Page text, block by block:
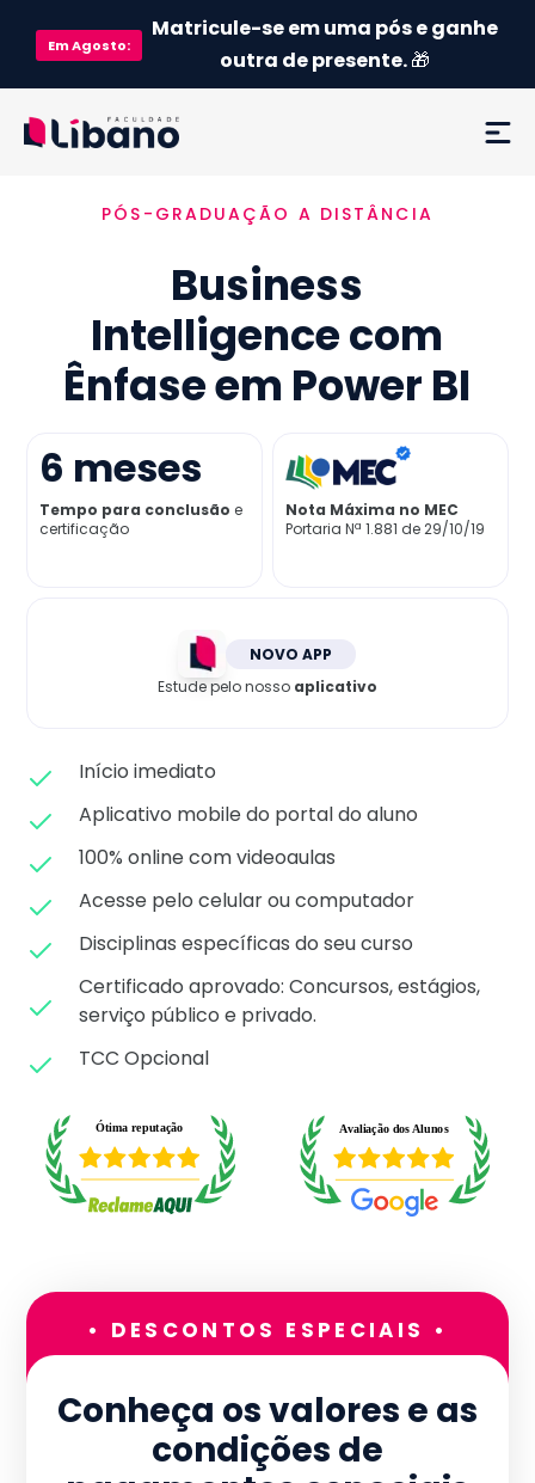
EmAgosto:
Matricule-se em uma pós e ganhe
outra de presente.🎁
Ementa
Como funciona
Credenciamento MEC
Já sou aluno
PÓS-GRADUAÇÃO A DISTÂNCIA
Business
Intelligence com
Ênfase em Power BI
6 meses
Tempo para conclusão e
certificação
Nota Máxima no MEC
Portaria Nª 1.881 de 29/10/19
NOVO APP
Estude pelo nosso aplicativo
Início imediato
Aplicativo mobile do portal do aluno
100% online com videoaulas
Acesse pelo celular ou computador
Disciplinas específicas do seu curso
Certificado aprovado: Concursos, estágios,
serviço público e privado.
TCC Opcional
• DESCONTOS ESPECIAIS •
Conheça os valores e as
condições de